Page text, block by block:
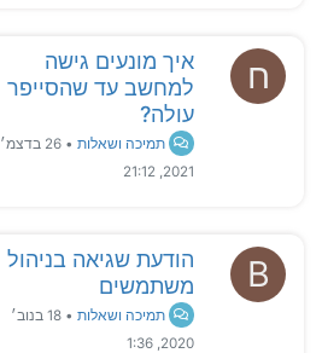
ח
איך מונעים גישה
למחשב עד שהסייפר
עולה?
תמיכה ושאלות •
26 בדצמ׳
2021, 21:12
B
הודעת שגיאה בניהול
משתמשים
תמיכה ושאלות •
18 בנוב׳
2020, 1:36